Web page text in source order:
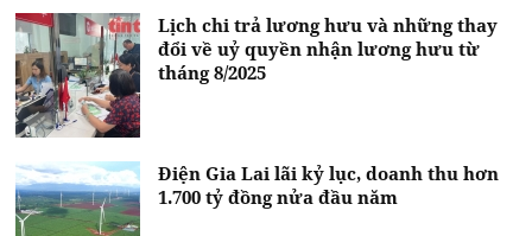
Lịch chi trả lương hưu và những thay
đổi về uỷ quyền nhận lương hưu từ
tháng 8/2025
Điện Gia Lai lãi kỷ lục, doanh thu hơn
1.700 tỷ đồng nửa đầu năm